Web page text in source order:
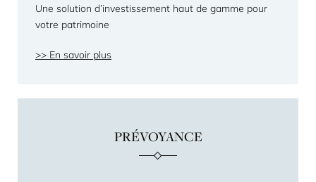
Une solution d’investissement haut de gamme pour
votre patrimoine
En savoir plus
PRÉVOYANCE